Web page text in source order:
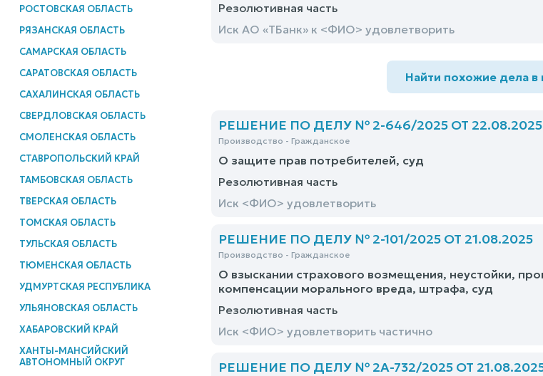
РОСТОВСКАЯ ОБЛАСТЬ
РЯЗАНСКАЯ ОБЛАСТЬ
САМАРСКАЯ ОБЛАСТЬ
САРАТОВСКАЯ ОБЛАСТЬ
САХАЛИНСКАЯ ОБЛАСТЬ
СВЕРДЛОВСКАЯ ОБЛАСТЬ
СМОЛЕНСКАЯ ОБЛАСТЬ
СТАВРОПОЛЬСКИЙ КРАЙ
ТАМБОВСКАЯ ОБЛАСТЬ
ТВЕРСКАЯ ОБЛАСТЬ
ТОМСКАЯ ОБЛАСТЬ
ТУЛЬСКАЯ ОБЛАСТЬ
ТЮМЕНСКАЯ ОБЛАСТЬ
УДМУРТСКАЯ РЕСПУБЛИКА
УЛЬЯНОВСКАЯ ОБЛАСТЬ
ХАБАРОВСКИЙ КРАЙ
ХАНТЫ-МАНСИЙСКИЙ
АВТОНОМНЫЙ ОКРУГ
Резолютивная часть
Иск АО «ТБанк» к <ФИО> удовлетворить
Найти похожие дела в
РЕШЕНИЕ ПО ДЕЛУ № 2-646/2025 ОТ 22.08.2025
Производство - Гражданское
О защите прав потребителей, суд
Резолютивная часть
Иск <ФИО> удовлетворить
РЕШЕНИЕ ПО ДЕЛУ № 2-101/2025 ОТ 21.08.2025
Производство - Гражданское
О взыскании страхового возмещения, неустойки,
компенсации морального вреда, штрафа, суд
Резолютивная часть
Иск <ФИО> удовлетворить частично
РЕШЕНИЕ ПО ДЕЛУ № 2А-732/2025 ОТ